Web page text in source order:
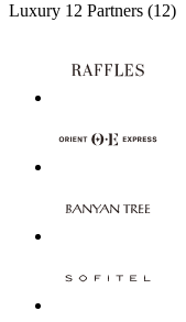
Luxury 12 Partners (12)